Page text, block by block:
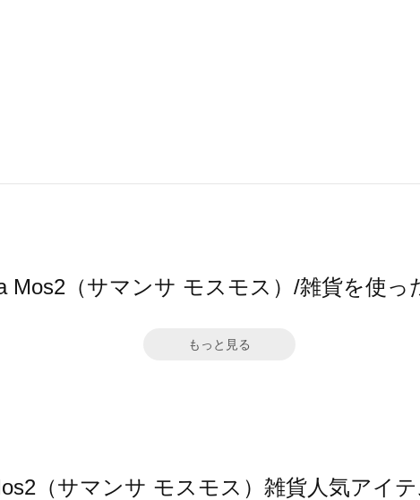
Mos2（サマンサ モスモス）/雑貨を使っ
もっと見る
（サマンサ モスモス）雑貨人気アイ